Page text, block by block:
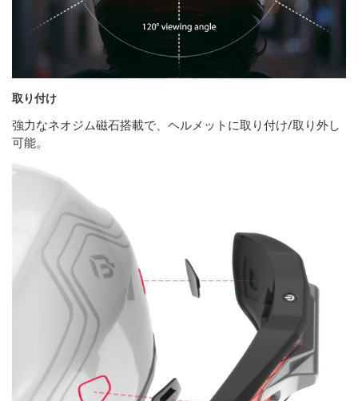
取り付け
強力なネオジム磁石搭載で、ヘルメットに取り付け/取り外し
可能。